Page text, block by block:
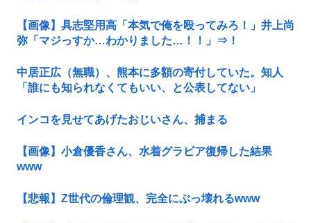
【画像】具志堅用高「本気で俺を殴ってみろ！」井上尚
弥「マジっすか…わかりました…！！」⇒！
中居正広（無職）、熊本に多額の寄付していた。知人
「誰にも知られなくてもいい、と公表してない」
インコを見せてあげたおじいさん、捕まる
【画像】小倉優香さん、水着グラビア復帰した結果
www
【悲報】Z世代の倫理観、完全にぶっ壊れるwww